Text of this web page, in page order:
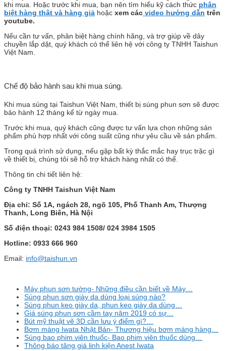
khi mua. Hoặc trước khi mua, bạn nên tìm hiểu kỹ cách thức phân
biệt hàng thật và hàng giả hoặc xem các video hướng dẫn trên
youtube.
Nếu cần tư vấn, phân biệt hàng chính hãng, và trợ giúp về dây
chuyền lắp dặt, quý khách có thể liên hệ với công ty TNHH Taishun
Việt Nam.
Chế độ bảo hành sau khi mua súng.
Khi mua súng tại Taishun Việt Nam, thiết bị súng phun sơn sẽ được
bảo hành 12 tháng kể từ ngày mua.
Trước khi mua, quý khách cũng được tư vấn lựa chọn những sản
phẩm phù hợp nhất với công suất cũng như yêu cầu về sản phẩm.
Trong quá trình sử dụng, nếu gặp bất kỳ thắc mắc hay trục trặc gì
về thiết bị, chúng tôi sẽ hỗ trợ khách hàng nhất có thể.
Thông tin chi tiết liên hệ:
Công ty TNHH Taishun Việt Nam
Địa chỉ: Số 1A, ngách 28, ngõ 105, Phố Thanh Am, Thượng
Thanh, Long Biên, Hà Nội
Số điện thoại: 0243 984 1508/ 024 3984 1505
Hotline: 0933 666 960
Email: info@taishun.vn
Máy phun sơn tường- Những điều cần biết về Máy…
Súng phun sơn giày da dùng loại súng nào?
Súng phun keo giày da, phun keo giày da dùng…
Giá súng phun sơn cầm tay năm 2019 có sự…
Bút mỹ thuật vẽ 3D cần lưu ý điểm gì?…
Bơm màng Iwata Nhật Bản- Thương hiệu bơm màng hàng…
Súng bao phim viên thuốc- Bao phim viên thuốc dùng…
Thông báo tăng giá linh kiện Anest Iwata